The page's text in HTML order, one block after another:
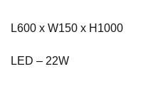
L600 x W150 x H1000
LED – 22W